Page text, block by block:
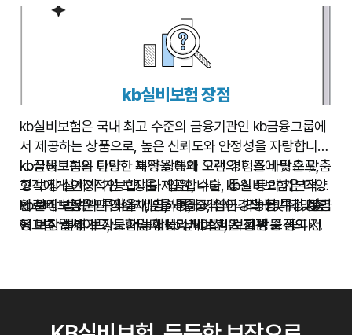
청구는 가까운 kb금융그룹 지점을 방문하여 청구 서류를 제
출하는 방법입니다. 청구 시에는 진료비 영수증, 진단서, 처
방전 등 관련 서류를 준비해야 하며, 필요한 서류는 보험사
의 안내에 따라 준비하는 것이 좋습니다. 서류가 누락되거나
비보험 청구에 대한 자세한 안내는 kb금융그룹 웹사이트 또
는 고객센터를 통해 확인할 수 있습니다.
에 청구하는 것이 중요합니다. 또한, 청구 서류를 정확하게
작성하고 필요한 서류를 모두 제출해야 합니다. 서류 작성에
어려움이 있거나 궁금한 사항이 있는 경우, kb금융그룹 고
객센터에 문의하여 도움을 받을 수 있습니다. kb실비보험은
고객에게 최대한 편리한 청구 시스템을 제공하고 있으며,
청구 과정에서 어려움을 겪지 않도록 다양한 지원을 하고
있습니다.
라 처리 기간이 더 길어질 수도 있습니다. 청구 처리 결과는
문자메시지 또는 이메일로 통보되며, 보험금은 지정된 계좌
위해 최선을 다하고 있으며, 고객에게 최고의 만족을 드릴
수 있도록 노력하고 있습니다. 보험금 지급과 관련된 문의는
kb금융그룹 고객센터에 전화하거나 방문하여 안내를 받을
수 있습니다.
kb실비보험 장점
kb실비보험은 국내 최고 수준의 금융기관인 kb금융그룹에
서 제공하는 상품으로, 높은 신뢰도와 안정성을 자랑합니다.
kb금융그룹의 탄탄한 재정 상태와 오랜 경험을 바탕으로,
고객에게 안정적인 보장을 제공합니다. kb실비보험은 다양
한 보장 범위와 특약을 제공하며, 고객의 니즈에 맞춰 맞춤
형 보장 설계가 가능합니다. kb실비보험은 고객 중심의 서
kb실비보험은 다양한 특약을 통해 고객의 니즈에 맞춘 맞춤
형 보장 설계가 가능합니다. 입원, 수술, 통원 등의 기본적인
의료비 보장뿐만 아니라, 암, 뇌졸중, 심근경색 등 특정 질병
에 대한 특별 보장도 가능합니다. kb실비보험은 고객의 건
기 위해 끊임없이 노력하고 있습니다.
kb실비보험은 다양한 채널을 통해 가입이 가능합니다. kb금
융그룹 웹사이트, 모바일 애플리케이션, 지점 방문 등 다양
편의를 위해 끊임없이 서비스를 개선하고 있으며, 최고의